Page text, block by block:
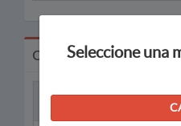
Convocatorias
Seleccione una